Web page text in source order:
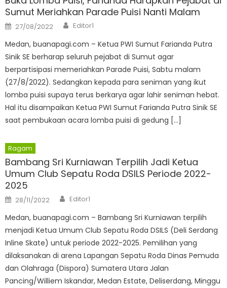
Sumut Meriahkan Parade Puisi Nanti Malam
Posted
on
27/08/2022 Author
Editor1
Medan, buanapagi.com – Ketua PWI Sumut Farianda Putra
Sinik SE berharap seluruh pejabat di Sumut agar
berpartisipasi memeriahkan Parade Puisi, Sabtu malam
(27/8/2022). Sedangkan kepada para seniman yang ikut
lomba puisi supaya terus berkarya agar lahir seniman hebat.
Hal itu disampaikan Ketua PWI Sumut Farianda Putra Sinik SE
saat pembukaan acara lomba puisi di gedung […]
Ragam
Bambang Sri Kurniawan Terpilih Jadi Ketua
Umum Club Sepatu Roda DSILS Periode 2022-
2025
Posted
on
28/11/2022 Author
Editor1
Medan, buanapagi.com – Bambang Sri Kurniawan terpilih
menjadi Ketua Umum Club Sepatu Roda DSILS (Deli Serdang
Inline Skate) untuk periode 2022-2025. Pemilihan yang
dilaksanakan di arena Lapangan Sepatu Roda Dinas Pemuda
dan Olahraga (Dispora) Sumatera Utara Jalan
Pancing/Williem Iskandar, Medan Estate, Deliserdang, Minggu